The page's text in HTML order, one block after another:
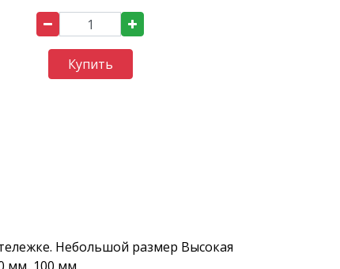
Купить
Небольшой размер Высокая